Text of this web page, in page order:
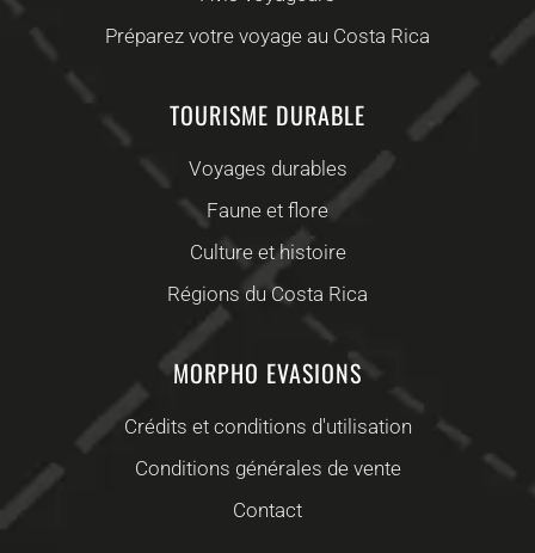
Préparez votre voyage au Costa Rica
TOURISME DURABLE
Voyages durables
Faune et flore
Culture et histoire
Régions du Costa Rica
MORPHO EVASIONS
Crédits et conditions d'utilisation
Conditions générales de vente
Contact